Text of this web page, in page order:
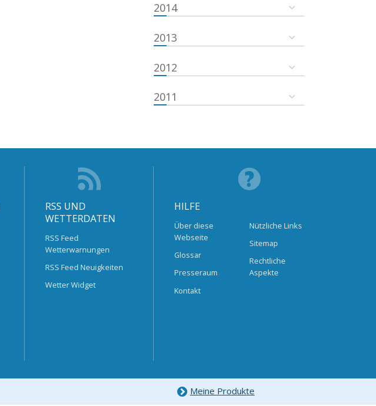
2014
2013
2012
2011
RSS UND
WETTERDATEN
RSS Feed
Wetterwarnungen
RSS Feed Neuigkeiten
Wetter Widget
HILFE
Über diese
Webseite
Glossar
Presseraum
Kontakt
Nützliche Links
Sitemap
Rechtliche
Aspekte
Meine Produkte